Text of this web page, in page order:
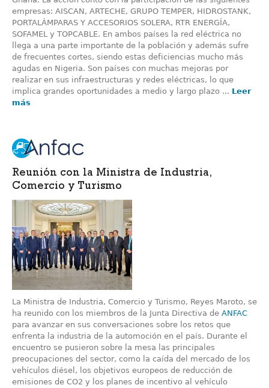
empresas: AISCAN, ARTECHE, GRUPO TEMPER, HIDROSTANK,
PORTALÁMPARAS Y ACCESORIOS SOLERA, RTR ENERGÍA,
SOFAMEL y TOPCABLE. En ambos países la red eléctrica no
llega a una parte importante de la población y además sufre
de frecuentes cortes, siendo estas deficiencias mucho más
agudas en Nigeria. Son países con muchas mejoras por
realizar en sus infraestructuras y redes eléctricas, lo que
implica grandes oportunidades a medio y largo plazo ... Leer
más
Reunión con la Ministra de Industria,
Comercio y Turismo
La Ministra de Industria, Comercio y Turismo, Reyes Maroto, se
ha reunido con los miembros de la Junta Directiva de ANFAC
para avanzar en sus conversaciones sobre los retos que
enfrenta la industria de la automoción en el país. Durante el
encuentro se pusieron sobre la mesa las principales
preocupaciones del sector, como la caída del mercado de los
vehículos diésel, los objetivos europeos de reducción de
emisiones de CO2 y los planes de incentivo al vehículo